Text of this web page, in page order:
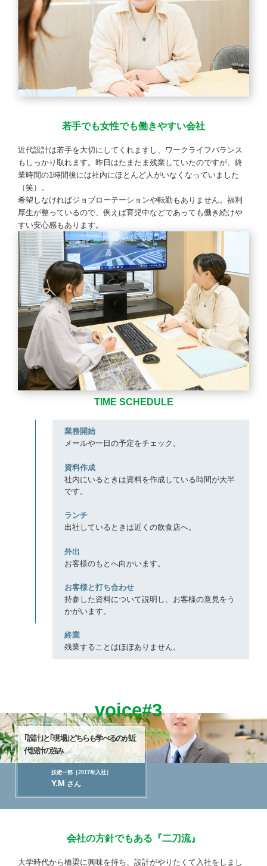
若手でも女性でも働きやすい会社
近代設計は若手を大切にしてくれますし、ワークライフバランス
もしっかり取れます。昨日はたまたま残業していたのですが、終
業時間の1時間後には社内にほとんど人がいなくなっていました
（笑）。
希望しなければジョブローテーションや転勤もありません。福利
厚生が整っているので、例えば育児中などであっても働き続けや
すい安心感もあります。
TIME SCHEDULE
9:15
業務開始
メールや一日の予定をチェック。
資料作成
社内にいるときは資料を作成している時間が大半
です。
ランチ
出社しているときは近くの飲食店へ。
外出
お客様のもとへ向かいます。
お客様と打ち合わせ
持参した資料について説明し、お客様の意見をう
かがいます。
17:30
終業
残業することはほぼありません。
voice#3
｢設計｣と｢現場｣どちらも学べるのが近
代設計の強み
技術一部［2017年入社］
Y.M さん
会社の方針でもある『二刀流』
大学時代から橋梁に興味を持ち、設計がやりたくて入社をしまし